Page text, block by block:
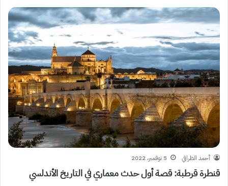
أحمد الظرافي 5 نوفمبر، 2022
قنطرة قرطبة: قصة أول حدث معماري في التاريخ الأندلسي